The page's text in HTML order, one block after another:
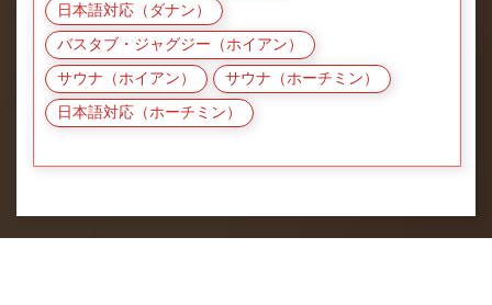
日本語対応（ダナン）
バスタブ・ジャグジー（ホイアン）
サウナ（ホイアン） サウナ（ホーチミン）
日本語対応（ホーチミン）